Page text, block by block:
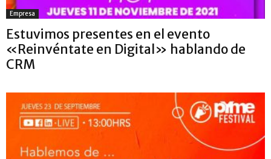
Empresa
Estuvimos presentes en el evento
«Reinvéntate en Digital» hablando de
CRM